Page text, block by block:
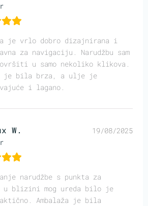
je vrlo dobro dizajnirana i
za navigaciju. Narudžbu sam
u samo nekoliko klikova.
je bila brza, a ulje je
i lagano.
W. 19/08/2025
narudžbe s punkta za
u blizini mog ureda bilo je
Ambalaža je bila